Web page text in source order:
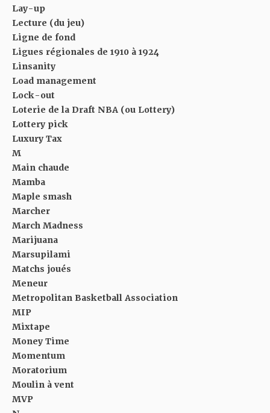
Lay-up
Lecture (du jeu)
Ligne de fond
Ligues régionales de 1910 à 1924
Linsanity
Load management
Lock-out
Loterie de la Draft NBA (ou Lottery)
Lottery pick
Luxury Tax
M
Main chaude
Mamba
Maple smash
Marcher
March Madness
Marijuana
Marsupilami
Matchs joués
Meneur
Metropolitan Basketball Association
MIP
Mixtape
Money Time
Momentum
Moratorium
Moulin à vent
MVP